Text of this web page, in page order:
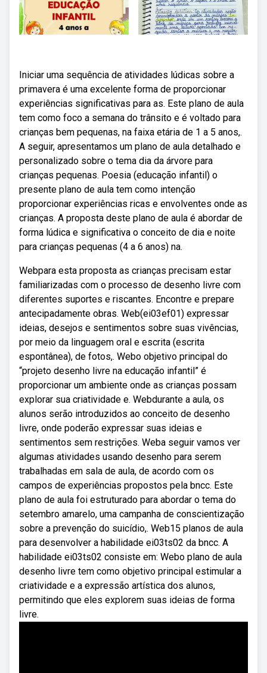
Iniciar uma sequência de atividades lúdicas sobre a
primavera é uma excelente forma de proporcionar
experiências significativas para as. Este plano de aula
tem como foco a semana do trânsito e é voltado para
crianças bem pequenas, na faixa etária de 1 a 5 anos,.
A seguir, apresentamos um plano de aula detalhado e
personalizado sobre o tema dia da árvore para
crianças pequenas. Poesia (educação infantil) o
presente plano de aula tem como intenção
proporcionar experiências ricas e envolventes onde as
crianças. A proposta deste plano de aula é abordar de
forma lúdica e significativa o conceito de dia e noite
para crianças pequenas (4 a 6 anos) na.
Webpara esta proposta as crianças precisam estar
familiarizadas com o processo de desenho livre com
diferentes suportes e riscantes. Encontre e prepare
antecipadamente obras. Web(ei03ef01) expressar
ideias, desejos e sentimentos sobre suas vivências,
por meio da linguagem oral e escrita (escrita
espontânea), de fotos,. Webo objetivo principal do
“projeto desenho livre na educação infantil” é
proporcionar um ambiente onde as crianças possam
explorar sua criatividade e. Webdurante a aula, os
alunos serão introduzidos ao conceito de desenho
livre, onde poderão expressar suas ideias e
sentimentos sem restrições. Weba seguir vamos ver
algumas atividades usando desenho para serem
trabalhadas em sala de aula, de acordo com os
campos de experiências propostos pela bncc. Este
plano de aula foi estruturado para abordar o tema do
setembro amarelo, uma campanha de conscientização
sobre a prevenção do suicídio,. Web15 planos de aula
para desenvolver a habilidade ei03ts02 da bncc. A
habilidade ei03ts02 consiste em: Webo plano de aula
desenho livre tem como objetivo principal estimular a
criatividade e a expressão artística dos alunos,
permitindo que eles explorem suas ideias de forma
livre.